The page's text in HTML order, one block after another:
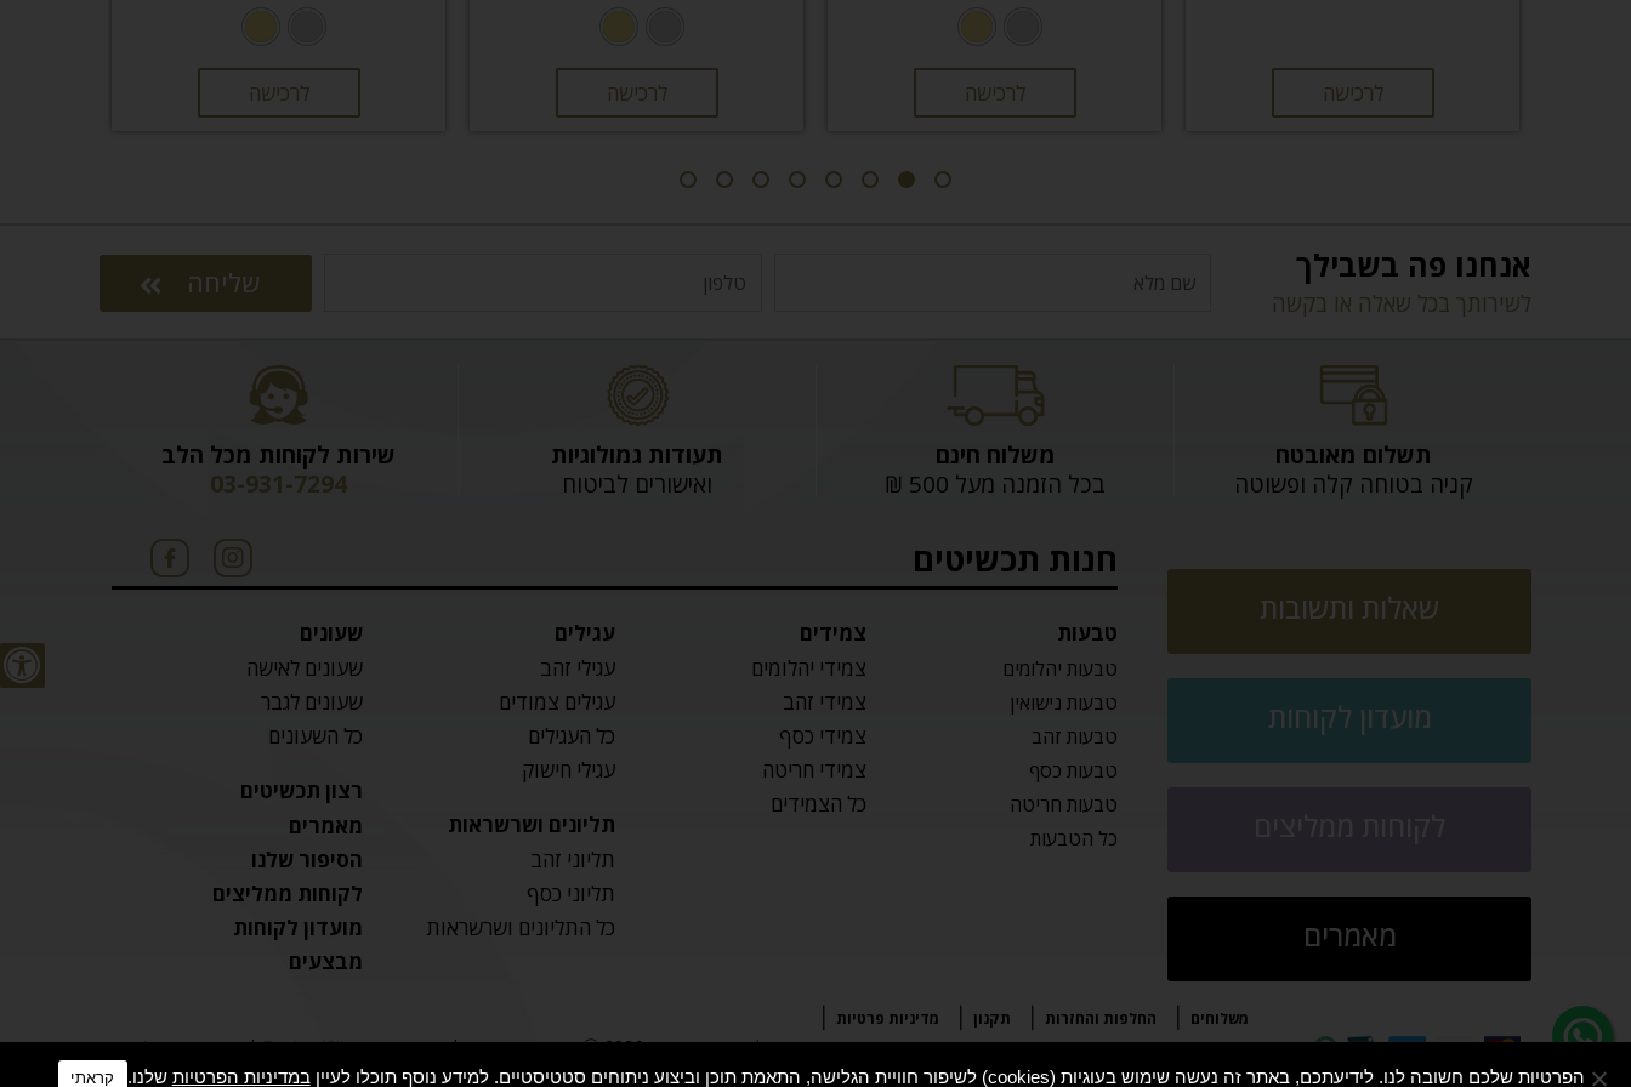
לרכישה לרכישה לרכישה לרכישה
אנחנו פה בשבילך
לשירותך בכל שאלה או בקשה
שליחה
תשלום מאובטח
קניה בטוחה קלה ופשוטה
משלוח חינם
בכל הזמנה מעל 500 ₪
תעודות גמולוגיות
ואישורים לביטוח
שירות לקוחות מכל הלב
03-931-7294
שאלות ותשובות
מועדון לקוחות
מאמרים
חנות תכשיטים
טבעות
טבעות יהלומים
טבעות נישואין
טבעות זהב
טבעות כסף
טבעות חריטה
כל הטבעות
צמידים
צמידי יהלומים
צמידי זהב
צמידי כסף
צמידי חריטה
כל הצמידים
עגילים
עגילי זהב
עגילים צמודים
כל העגילים
עגילי חישוק
תליונים ושרשראות
תליוני זהב
תליוני כסף
כל התליונים ושרשראות
שעונים
שעונים לאישה
שעונים לגבר
כל השעונים
רצון תכשיטים
מאמרים
הסיפור שלנו
לקוחות ממליצים
מועדון לקוחות
מבצעים
משלוחים החלפות והחזרות תקנון מדיניות פרטיות
מפת אתר
כל הזכויות שמורות Ⓒ 2026רפי רצון תכשיטים | בניית אתרים: Design4Site |עיצוב: סטודיו ג’וטו
הפרטיות שלכם חשובה לנו. לידיעתכם, באתר זה נעשה שימוש בעוגיות (cookies) לשיפור חוויית הגלישה, התאמת תוכן וביצוע ניתוחים סטטיסטיים. למידע נוסף תוכלו לעיין במדיניות הפרטיות שלנו. קראתי